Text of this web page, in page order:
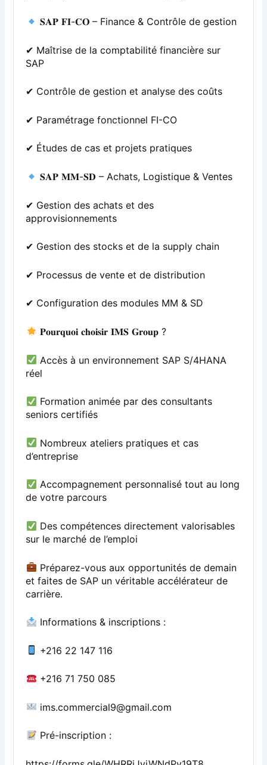
𝐒𝐀𝐏 𝐅𝐈-𝐂𝐎 – Finance & Contrôle de gestion
✔ Maîtrise de la comptabilité financière sur
SAP
✔ Contrôle de gestion et analyse des coûts
✔ Paramétrage fonctionnel FI-CO
✔ Études de cas et projets pratiques
𝐒𝐀𝐏 𝐌𝐌-𝐒𝐃 – Achats, Logistique & Ventes
✔ Gestion des achats et des
approvisionnements
✔ Gestion des stocks et de la supply chain
✔ Processus de vente et de distribution
✔ Configuration des modules MM & SD
𝐏𝐨𝐮𝐫𝐪𝐮𝐨𝐢 𝐜𝐡𝐨𝐢𝐬𝐢𝐫 𝐈𝐌𝐒 𝐆𝐫𝐨𝐮𝐩 ?
Accès à un environnement SAP S/4HANA
réel
Formation animée par des consultants
seniors certifiés
Nombreux ateliers pratiques et cas
d’entreprise
Accompagnement personnalisé tout au long
de votre parcours
Des compétences directement valorisables
sur le marché de l’emploi
Préparez-vous aux opportunités de demain
et faites de SAP un véritable accélérateur de
carrière.
Informations & inscriptions :
+216 22 147 116
+216 71 750 085
ims.commercial9@gmail.com
Pré-inscription :